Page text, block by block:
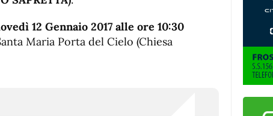
12 Gennaio 2017 alle ore 10:30
Maria Porta del Cielo (Chiesa